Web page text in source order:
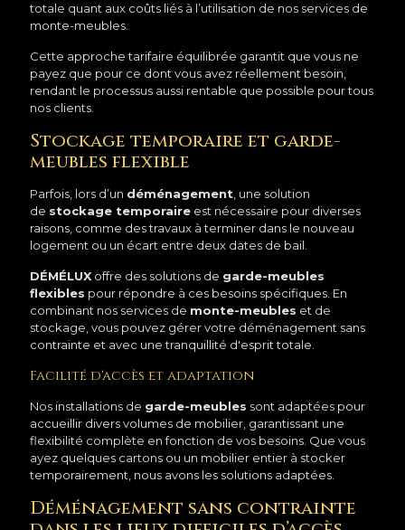
totale quant aux coûts liés à l’utilisation de nos services de
monte-meubles.
Cette approche tarifaire équilibrée garantit que vous ne
payez que pour ce dont vous avez réellement besoin,
rendant le processus aussi rentable que possible pour tous
nos clients.
Stockage temporaire et garde-
meubles flexible
Parfois, lors d’un déménagement , une solution
de stockage temporaire est nécessaire pour diverses
raisons, comme des travaux à terminer dans le nouveau
logement ou un écart entre deux dates de bail.
DÉMÉLUX offre des solutions de garde-meubles
flexibles pour répondre à ces besoins spécifiques. En
combinant nos services de monte-meubles et de
stockage, vous pouvez gérer votre déménagement sans
contrainte et avec une tranquillité d'esprit totale.
Facilité d'accès et adaptation
Nos installations de garde-meubles sont adaptées pour
accueillir divers volumes de mobilier, garantissant une
flexibilité complète en fonction de vos besoins. Que vous
ayez quelques cartons ou un mobilier entier à stocker
temporairement, nous avons les solutions adaptées.
Déménagement sans contrainte